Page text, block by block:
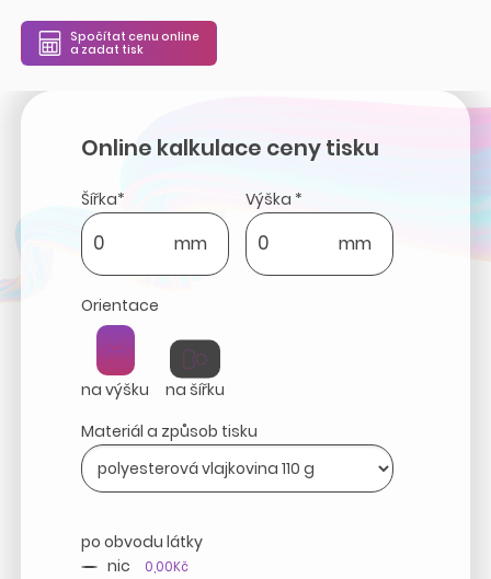
Spočítat cenu online
a zadat tisk
Online kalkulace ceny tisku
Šířka*
mm
Výška *
mm
Orientace
na výšku
na šířku
Materiál a způsob tisku
po obvodu látky
nic
0,00Kč